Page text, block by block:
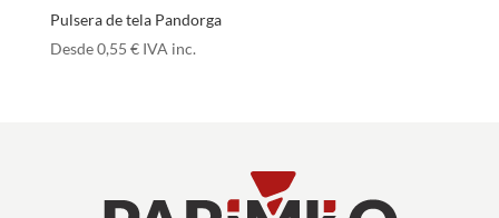
Pulsera de tela Pandorga
Desde0,55 € IVA inc.